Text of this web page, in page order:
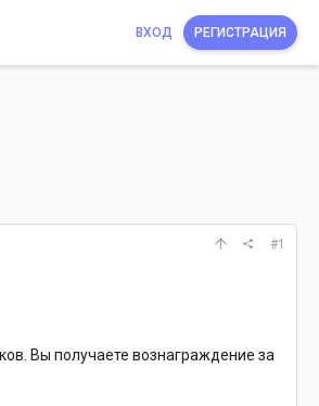
ВХОД РЕГИСТРАЦИЯ
#1
Вы получаете вознаграждение за